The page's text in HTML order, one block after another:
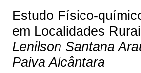
Estudo Físico-
em Localidades
Lenilson Santana
Paiva Alcântara